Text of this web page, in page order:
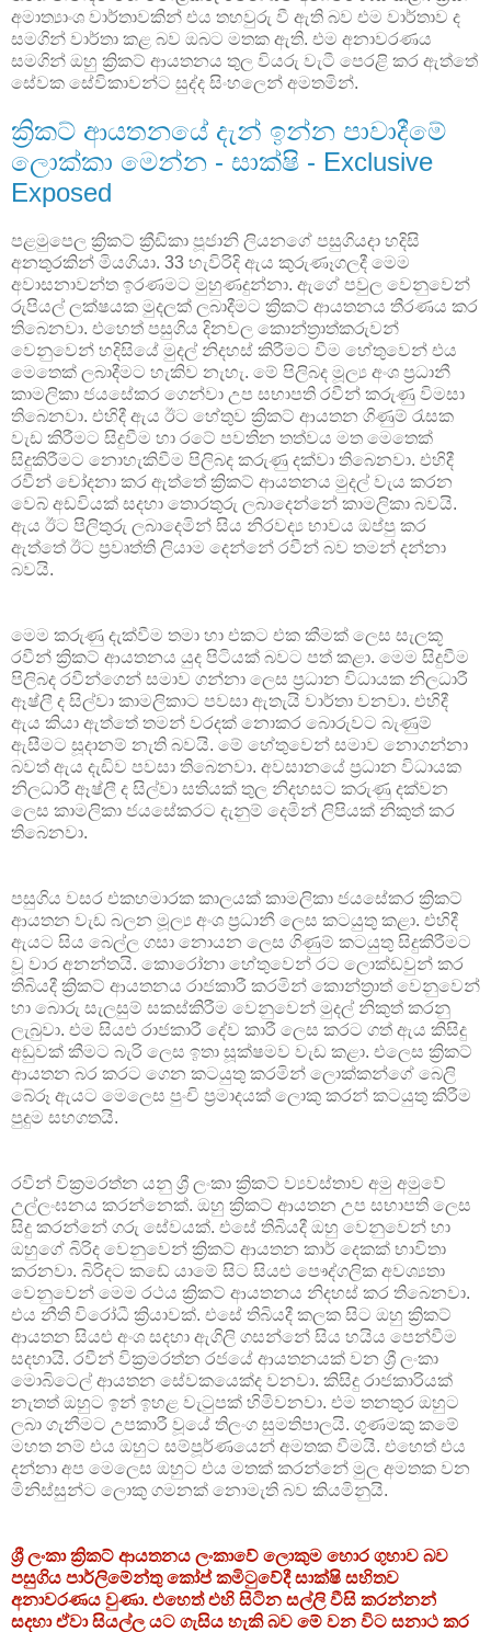
අමාත්‍යාංශ වාර්තාවකින් එය තහවුරු වී ඇති බව එම වාර්තාව ද
සමගින් වාර්තා කළ බව ඔබට මතක ඇති. එම අනාවරණය
සමගින් ඔහු ක්‍රිකට් ආයතනය තුල වියරු වැටී පෙරළි කර ඇත්තේ
සේවක සේවිකාවන්ට සුද්ද සිංහලෙන් අමතමින්.
ක්‍රිකට් ආයතනයේ දැන් ඉන්න පාවාදීමේ
ලොක්කා මෙන්න - සාක්ෂි - Exclusive
Exposed
පළමුපෙල ක්‍රිකට් ක්‍රීඩිකා පූජානි ලියනගේ පසුගියදා හදිසි
අනතුරකින් මියගියා. 33 හැවිරිදි ඇය කුරුණෑගලදී මෙම
අවාසනාවන්ත ඉරණමට මුහුණදුන්නා. ඇගේ පවුල වෙනුවෙන්
රුපියල් ලක්ෂයක මුදලක් ලබාදීමට ක්‍රිකට් ආයතනය තීරණය කර
තිබෙනවා. එහෙත් පසුගිය දිනවල කොන්ත්‍රාත්කරුවන්
වෙනුවෙන් හදිසියේ මුදල් නිදහස් කිරීමට වීම හේතුවෙන් එය
මෙතෙක් ලබාදීමට හැකිව නැහැ. මේ පිලිබද මූල්‍ය අංශ ප්‍රධානී
කාමලිකා ජයසේකර ගෙන්වා උප සභාපති රවීන් කරුණු විමසා
තිබෙනවා. එහිදී ඇය ඊට හේතුව ක්‍රිකට් ආයතන ගිණුම් රැසක
වැඩ කිරීමට සිදුවීම හා රටේ පවතින තත්වය මත මෙතෙක්
සිදුකිරීමට නොහැකිවීම පිලිබද කරුණු දක්වා තිබෙනවා. එහිදී
රවීන් චෝදනා කර ඇත්තේ ක්‍රිකට් ආයතනය මුදල් වැය කරන
වෙබ් අඩවියක් සදහා තොරතුරු ලබාදෙන්නේ කාමලිකා බවයි.
ඇය ඊට පිලිතුරු ලබාදෙමින් සිය නිරවද්‍ය භාවය ඔප්පු කර
ඇත්තේ ඊට ප්‍රවෘත්ති ලියාම දෙන්නේ රවීන් බව තමන් දන්නා
බවයි.
මෙම කරුණු දැක්වීම තමා හා එකට එක කීමක් ලෙස සැලකූ
රවීන් ක්‍රිකට් ආයතනය යුද පිටියක් බවට පත් කළා. මෙම සිදුවීම
පිලිබද රවීන්ගෙන් සමාව ගන්නා ලෙස ප්‍රධාන විධායක නිලධාරී
ඈෂ්ලී ද සිල්වා කාමලිකාට පවසා ඇතැයි වාර්තා වනවා. එහිදී
ඇය කියා ඇත්තේ තමන් වරදක් නොකර බොරුවට බැණුම්
ඇසීමට සූදානම් නැති බවයි. මේ හේතුවෙන් සමාව නොගන්නා
බවත් ඇය දැඩිව පවසා තිබෙනවා. අවසානයේ ප්‍රධාන විධායක
නිලධාරී ඈෂ්ලී ද සිල්වා සතියක් තුල නිදහසට කරුණු දක්වන
ලෙස කාමලිකා ජයසේකරට දැනුම් දෙමින් ලිපියක් නිකුත් කර
තිබෙනවා.
පසුගිය වසර එකහමාරක කාලයක් කාමලිකා ජයසේකර ක්‍රිකට්
ආයතන වැඩ බලන මූල්‍ය අංශ ප්‍රධානී ලෙස කටයුතු කළා. එහිදී
ඇයට සිය බෙල්ල ගසා නොයන ලෙස ගිණුම් කටයුතු සිදුකිරීමට
වූ වාර අනන්තයි. කොරෝනා හේතුවෙන් රට ලොක්ඩවුන් කර
තිබියදී ක්‍රිකට් ආයතනය රාජකාරී කරමින් කොන්ත්‍රාත් වෙනුවෙන්
හා බොරු සැලසුම් සකස්කිරීම වෙනුවෙන් මුදල් නිකුත් කරනු
ලැබුවා. එම සියළු රාජකාරී දේව කාරී ලෙස කරට ගත් ඇය කිසිදු
අඩුවක් කීමට බැරි ලෙස ඉතා සූක්ෂමව වැඩ කළා. එලෙස ක්‍රිකට්
ආයතන බර කරට ගෙන කටයුතු කරමින් ලොක්කන්ගේ බෙලි
බේරූ ඇයට මෙලෙස පුංචි ප්‍රමාදයක් ලොකු කරන් කටයුතු කිරීම
පුදුම සහගතයි.
රවීන් වික්‍රමරත්න යනු ශ්‍රී ලංකා ක්‍රිකට් ව්‍යවස්තාව අමු අමුවේ
උල්ලංඝනය කරන්නෙක්. ඔහු ක්‍රිකට් ආයතන උප සභාපති ලෙස
සිදු කරන්නේ ගරු සේවයක්. එසේ තිබියදී ඔහු වෙනුවෙන් හා
ඔහුගේ බිරිද වෙනුවෙන් ක්‍රිකට් ආයතන කාර් දෙකක් භාවිතා
කරනවා. බිරිදට කඩේ යාමේ සිට සියළු පෞද්ගලික අවශ්‍යතා
වෙනුවෙන් මෙම රථය ක්‍රිකට් ආයතනය නිදහස් කර තිබෙනවා.
එය නීති විරෝධී ක්‍රියාවක්. එසේ තිබියදී කලක සිට ඔහු ක්‍රිකට්
ආයතන සියළු අංශ සදහා ඇගිලි ගසන්නේ සිය හයිය පෙන්වීම
සදහායි. රවීන් වික්‍රමරත්න රජයේ ආයතනයක් වන ශ්‍රී ලංකා
මොබිටෙල් ආයතන සේවකයෙක්ද වනවා. කිසිදු රාජකාරියක්
නැතත් ඔහුට ඉන් ඉහළ වැටුපක් හිමිවනවා. එම තනතුර ඔහුට
ලබා ගැනීමට උපකාරී වූයේ තිලංග සුමතිපාලයි. ගුණමකු කමේ
මහත නම් එය ඔහුට සම්පූර්ණයෙන් අමතක වීමයි. එහෙත් එය
දන්නා අප මෙලෙස ඔහුට එය මතක් කරන්නේ මුල අමතක වන
මිනිස්සුන්ට ලොකු ගමනක් නොමැති බව කියමිනුයි.
ශ්‍රී ලංකා ක්‍රිකට් ආයතනය ලංකාවේ ලොකුම හොර ගුහාව බව
පසුගිය පාර්ලිමේන්තු කෝප් කමිටුවේදී සාක්ෂි සහිතව
අනාවරණය වුණා. එහෙත් එහි සිටින සල්ලි වීසි කරන්නන්
සදහා ඒවා සියල්ල යට ගැසිය හැකි බව මේ වන විට සනාථ කර